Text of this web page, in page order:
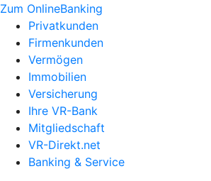
Zum OnlineBanking
Privatkunden
Firmenkunden
Vermögen
Immobilien
Versicherung
Ihre VR-Bank
Mitgliedschaft
VR-Direkt.net
Banking & Service